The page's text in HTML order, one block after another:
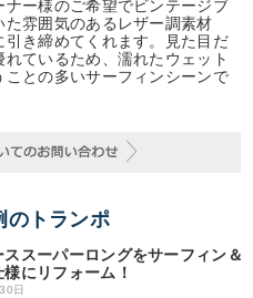
ー様のご希望でビンテージブ
雰囲気のあるレザー調素材
き締めてくれます。見た目だ
ているため、濡れたウェット
との多いサーフィンシーンで
のトランポ
ススーパーロングをサーフィン＆
にリフォーム！
日